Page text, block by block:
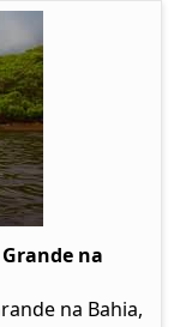
na
na Bahia,